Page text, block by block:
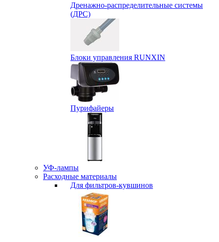
Дренажно-распределительные системы
(ДРС)
Блоки управления RUNXIN
Пурифайеры
УФ-лампы
Расходные материалы
Для фильтров-кувшинов